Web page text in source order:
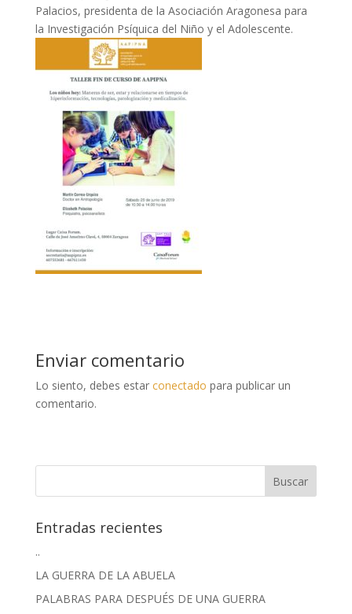
Palacios, presidenta de la Asociación Aragonesa para
la Investigación Psíquica del Niño y el Adolescente.
Enviar comentario
Lo siento, debes estar conectado para publicar un
comentario.
Entradas recientes
..
LA GUERRA DE LA ABUELA
PALABRAS PARA DESPUÉS DE UNA GUERRA